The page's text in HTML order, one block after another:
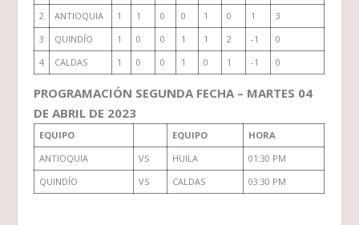
2
ANTIOQUIA 1 1 0 0 1 0 1
3
3
QUINDÍO 1 0 0 1 1 2 -1
0
4
CALDAS 1 0 0 1 0 1 -1 0
PROGRAMACIÓN SEGUNDA FECHA – MARTES 04
DE ABRIL DE 2023
EQUIPO EQUIPO
HORA
ANTIOQUIA
VS HUILA
01:30 PM
QUINDÍO
VS CALDAS 03:30 PM